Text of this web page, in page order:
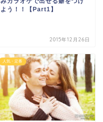
よう！！【Part1】
2015年12月26日
人気・定番